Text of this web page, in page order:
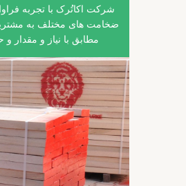
شرکت اکاتُرک با تجربه
ضخامت های مختلف به